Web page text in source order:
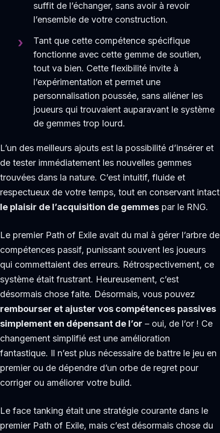
suffit de l’échanger, sans avoir à revoir
l’ensemble de votre construction.
Tant que cette compétence spécifique
fonctionne avec cette gemme de soutien,
tout va bien. Cette flexibilité invite à
l’expérimentation et permet une
personnalisation poussée, sans aliéner les
joueurs qui trouvaient auparavant le système
de gemmes trop lourd.
L’un des meilleurs ajouts est la possibilité d’insérer et
de tester immédiatement les nouvelles gemmes
trouvées dans la nature. C’est intuitif, fluide et
respectueux de votre temps, tout en conservant intact
le plaisir de l’acquisition de gemmes par le RNG.
Le premier Path of Exile avait du mal à gérer l’arbre de
compétences passif, punissant souvent les joueurs
qui commettaient des erreurs. Rétrospectivement, ce
système était frustrant. Heureusement, c’est
désormais chose faite. Désormais, vous pouvez
rembourser et ajuster vos compétences passives
simplement en dépensant de l’or – oui, de l’or ! Ce
changement simplifié est une amélioration
fantastique. Il n’est plus nécessaire de battre le jeu en
premier ou de dépendre d’un orbe de regret pour
corriger ou améliorer votre build.
Le face tanking était une stratégie courante dans le
premier Path of Exile, mais c’est désormais chose du